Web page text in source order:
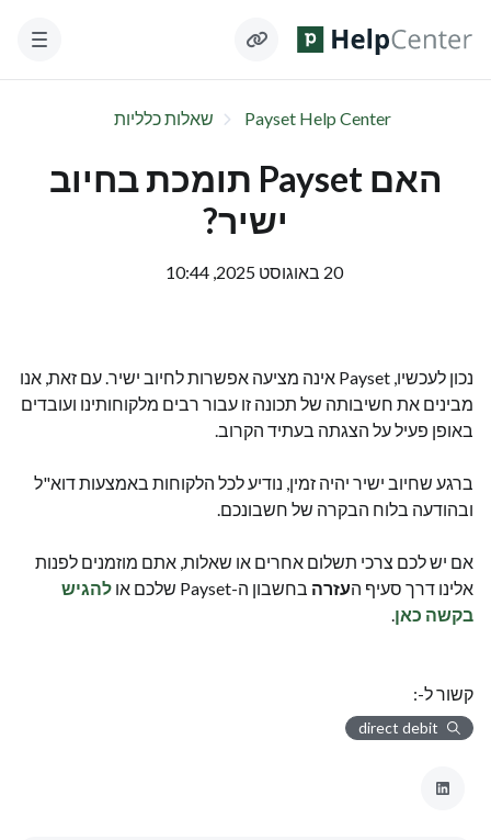
Payset Help Center שאלות כלליות
האם Payset תומכת בחיוב
ישיר?
20 באוגוסט 2025, 10:44
נכון לעכשיו, Payset אינה מציעה אפשרות לחיוב ישיר. עם זאת, אנו
מבינים את חשיבותה של תכונה זו עבור רבים מלקוחותינו ועובדים
באופן פעיל על הצגתה בעתיד הקרוב.
ברגע שחיוב ישיר יהיה זמין, נודיע לכל הלקוחות באמצעות דוא"ל
ובהודעה בלוח הבקרה של חשבונכם.
אם יש לכם צרכי תשלום אחרים או שאלות, אתם מוזמנים לפנות
אלינו דרך סעיף העזרה בחשבון ה-Payset שלכם או
להגיש
בקשה כאן.
קשור ל-:
direct debit